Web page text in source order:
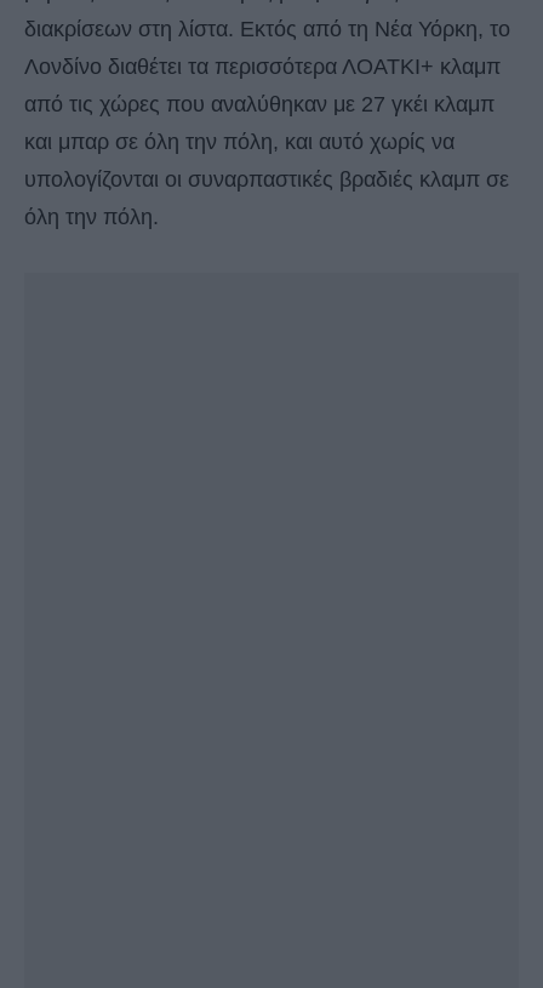
διακρίσεων στη λίστα. Εκτός από τη Νέα Υόρκη, το
Λονδίνο διαθέτει τα περισσότερα ΛΟΑΤΚΙ+ κλαμπ
από τις χώρες που αναλύθηκαν με 27 γκέι κλαμπ
και μπαρ σε όλη την πόλη, και αυτό χωρίς να
υπολογίζονται οι συναρπαστικές βραδιές κλαμπ σε
όλη την πόλη.